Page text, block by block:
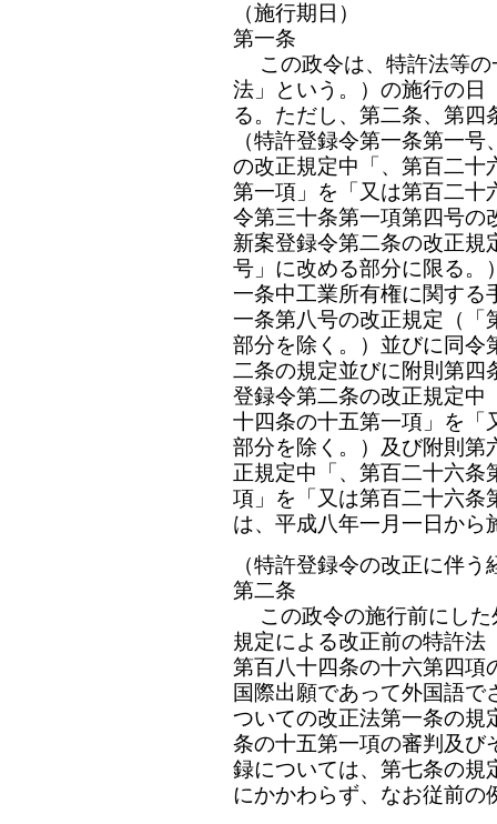
（施行期日）
第一条
この政令は、特許法等の
法」という。）の施行の日
る。ただし、第二条、第
（特許登録令第一条第一
の改正規定中「、第百二十
第一項」を「又は第百二十
令第三十条第一項第四号の
新案登録令第二条の改正規
号」に改める部分に限る。
一条中工業所有権に関する
一条第八号の改正規定（「
部分を除く。）並びに同令
二条の規定並びに附則第四
登録令第二条の改正規定中
十四条の十五第一項」を「
部分を除く。）及び附則第
正規定中「、第百二十六条
項」を「又は第百二十六条
は、平成八年一月一日から
（特許登録令の改正に伴う
第二条
この政令の施行前にした
規定による改正前の特許法
第百八十四条の十六第四項
国際出願であって外国語
ついての改正法第一条の規
条の十五第一項の審判及び
録については、第七条の規
にかかわらず、なお従前の